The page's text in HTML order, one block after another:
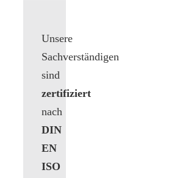
Unsere
Sachverständigen
sind
zertifiziert
nach
DIN
EN
ISO